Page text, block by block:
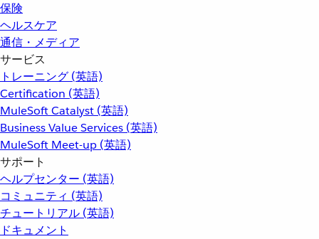
保険
ヘルスケア
通信・メディア
サービス
トレーニング (英語)
Certification (英語)
MuleSoft Catalyst (英語)
Business Value Services (英語)
MuleSoft Meet-up (英語)
サポート
ヘルプセンター (英語)
コミュニティ (英語)
チュートリアル (英語)
ドキュメント